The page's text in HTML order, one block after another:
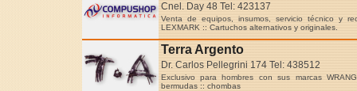
Cnel. Day 48 Tel: 423137
Venta de equipos, insumos, servicio técnico y
LEXMARK :: Cartuchos alternativos y originales.
Terra Argento
Dr. Carlos Pellegrini 174 Tel: 438512
Exclusivo para hombres con sus marcas
bermudas :: chombas